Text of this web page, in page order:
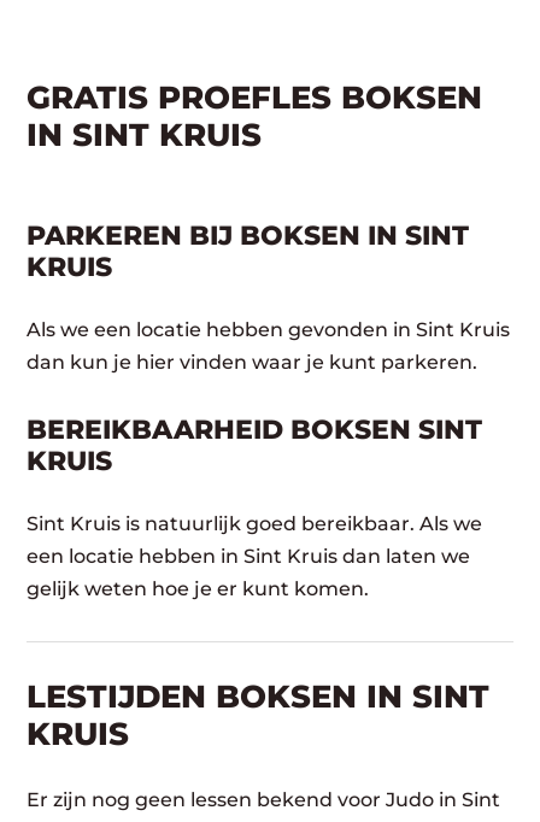
GRATIS PROEFLES BOKSEN
IN SINT KRUIS
PARKEREN BIJ BOKSEN IN SINT
KRUIS
Als we een locatie hebben gevonden in Sint Kruis
dan kun je hier vinden waar je kunt parkeren.
BEREIKBAARHEID BOKSEN SINT
KRUIS
Sint Kruis is natuurlijk goed bereikbaar. Als we
een locatie hebben in Sint Kruis dan laten we
gelijk weten hoe je er kunt komen.
LESTIJDEN BOKSEN IN SINT
KRUIS
Er zijn nog geen lessen bekend voor Judo in Sint